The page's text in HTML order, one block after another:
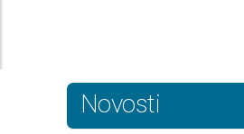
Novosti